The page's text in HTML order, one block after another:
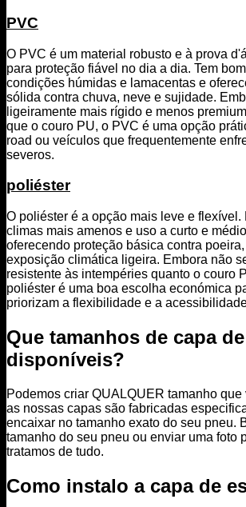
PVC
O PVC é um material robusto e à prova
para proteção fiável no dia a dia. Tem
condições húmidas e lamacentas e
sólida contra chuva, neve e sujidade.
ligeiramente mais rígido e menos
que o couro PU, o PVC é uma opção
road ou veículos que frequentemente
severos.
poliéster
O poliéster é a opção mais leve e flexível.
climas mais amenos e uso a curto e
oferecendo proteção básica contra
exposição climática ligeira. Embora não
resistente às intempéries quanto o couro
poliéster é uma boa escolha económica
priorizam a flexibilidade e a
Que tamanhos de capa
disponíveis?
Podemos criar QUALQUER tamanho
as nossas capas são fabricadas
encaixar no tamanho exato do seu pneu.
tamanho do seu pneu ou enviar uma foto
tratamos de tudo.
Como instalo a capa de